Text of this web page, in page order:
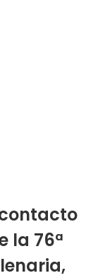
la 76ª